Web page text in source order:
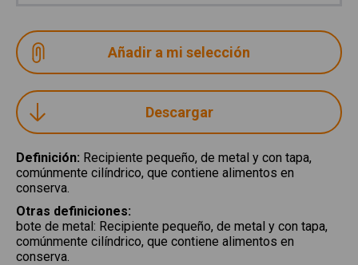
Descargar
Definición: Recipiente pequeño, de metal y con tapa,
comúnmente cilíndrico, que contiene alimentos en
conserva.
Otras definiciones:
bote de metal: Recipiente pequeño, de metal y con tapa,
comúnmente cilíndrico, que contiene alimentos en
conserva.